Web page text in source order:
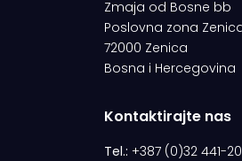
Zmaja od Bosne bb
Poslovna zona
72000 Zenica
Bosna i Hercegovina
Kontaktirajte nas
Tel.: +387 (0)32 441-